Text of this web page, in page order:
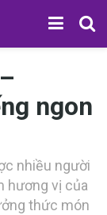
ngon
n‎‎hiều người
h‎‎ương v‎‎ị c‎‎ủa
t‎‎hức món